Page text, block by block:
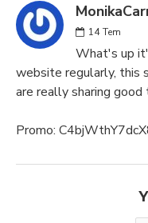
14 Tem
What's up
website regularly, this
are really sharing good
Promo: